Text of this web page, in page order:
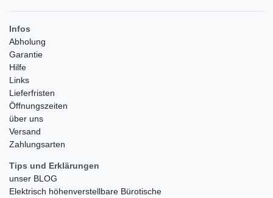
Infos
Abholung
Garantie
Hilfe
Links
Lieferfristen
Öffnungszeiten
über uns
Versand
Zahlungsarten
Tips und Erklärungen
unser BLOG
Elektrisch höhenverstellbare Bürotische